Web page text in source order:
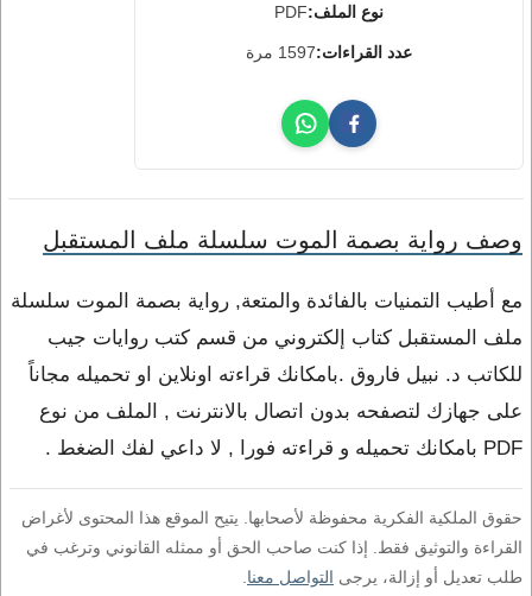
نوع الملف:PDF
عدد القراءات:1597 مرة
وصف رواية بصمة الموت سلسلة ملف المستقبل
مع أطيب التمنيات بالفائدة والمتعة, رواية بصمة الموت سلسلة
ملف المستقبل كتاب إلكتروني من قسم كتب روايات جيب
للكاتب د. نبيل فاروق .بامكانك قراءته اونلاين او تحميله مجاناً
على جهازك لتصفحه بدون اتصال بالانترنت , الملف من نوع
PDF بامكانك تحميله و قراءته فورا , لا داعي لفك الضغط .
حقوق الملكية الفكرية محفوظة لأصحابها. يتيح الموقع هذا المحتوى لأغراض
القراءة والتوثيق فقط. إذا كنت صاحب الحق أو ممثله القانوني وترغب في
طلب تعديل أو إزالة، يرجى التواصل معنا